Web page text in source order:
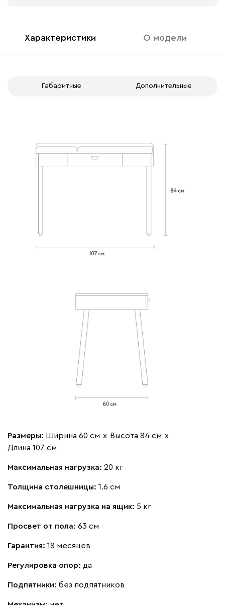
Характеристики О модели
Габаритные Дополнительные
Размеры: Ширина 60 см х Высота 84 см х
Длина 107 см
Максимальная нагрузка: 20 кг
Толщина столешницы: 1.6 см
Максимальная нагрузка на ящик: 5 кг
Просвет от пола: 63 см
Гарантия: 18 месяцев
Регулировка опор: да
Подпятники: без подпятников